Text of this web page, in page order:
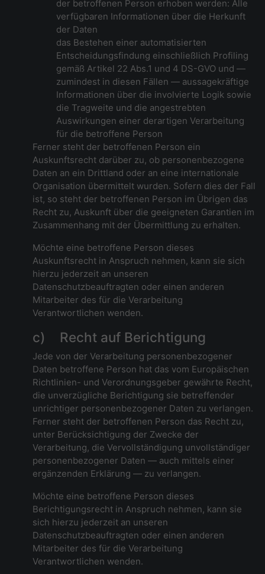
der betroffenen Person erhoben werden: Alle
verfügbaren Informationen über die Herkunft
der Daten
das Bestehen einer automatisierten
Entscheidungsfindung einschließlich Profiling
gemäß Artikel 22 Abs.1 und 4 DS-GVO und —
zumindest in diesen Fällen — aussagekräftige
Informationen über die involvierte Logik sowie
die Tragweite und die angestrebten
Auswirkungen einer derartigen Verarbeitung
für die betroffene Person
Ferner steht der betroffenen Person ein
Auskunftsrecht darüber zu, ob personenbezogene
Daten an ein Drittland oder an eine internationale
Organisation übermittelt wurden. Sofern dies der Fall
ist, so steht der betroffenen Person im Übrigen das
Recht zu, Auskunft über die geeigneten Garantien im
Zusammenhang mit der Übermittlung zu erhalten.
Möchte eine betroffene Person dieses
Auskunftsrecht in Anspruch nehmen, kann sie sich
hierzu jederzeit an unseren
Datenschutzbeauftragten oder einen anderen
Mitarbeiter des für die Verarbeitung
Verantwortlichen wenden.
c) Recht auf Berichtigung
Jede von der Verarbeitung personenbezogener
Daten betroffene Person hat das vom Europäischen
Richtlinien- und Verordnungsgeber gewährte Recht,
die unverzügliche Berichtigung sie betreffender
unrichtiger personenbezogener Daten zu verlangen.
Ferner steht der betroffenen Person das Recht zu,
unter Berücksichtigung der Zwecke der
Verarbeitung, die Vervollständigung unvollständiger
personenbezogener Daten — auch mittels einer
ergänzenden Erklärung — zu verlangen.
Möchte eine betroffene Person dieses
Berichtigungsrecht in Anspruch nehmen, kann sie
sich hierzu jederzeit an unseren
Datenschutzbeauftragten oder einen anderen
Mitarbeiter des für die Verarbeitung
Verantwortlichen wenden.